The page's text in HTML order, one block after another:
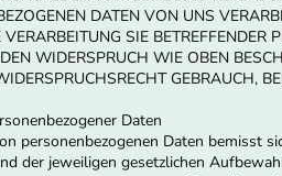
DATEN VON UNS
SIE BETREFFENDER
WIDERSPRUCH WIE OBEN
GEBRAUCH,
Daten
personenbezogenen Daten bemisst
der jeweiligen gesetzlichen